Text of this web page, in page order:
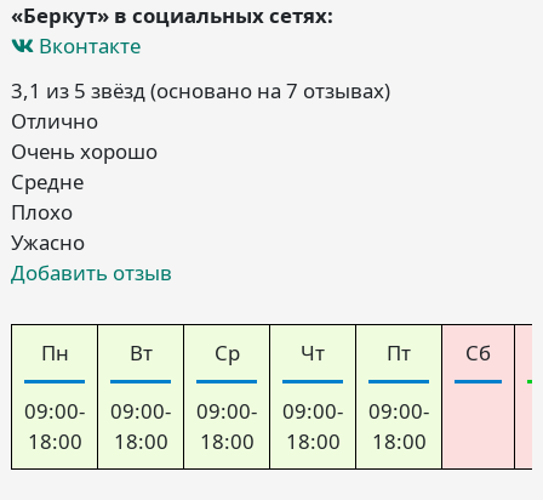
«Беркут» в социальных сетях:
Вконтакте
3,1 из 5 звёзд (основано на 7 отзывах)
Отлично
Очень хорошо
Средне
Плохо
Ужасно
Добавить отзыв
Пн
09:00-
18:00
Вт
09:00-
18:00
Ср
09:00-
18:00
Чт
09:00-
18:00
Пт
09:00-
18:00
Сб